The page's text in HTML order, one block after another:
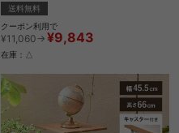
送料無料
クーポン利用で
¥11,060→ ¥9,843
在庫：△